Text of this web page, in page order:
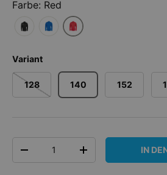
Farbe: Red
Variant
128 140 152
MENGE VERRINGERNMENGE ERHÖHEN
IN